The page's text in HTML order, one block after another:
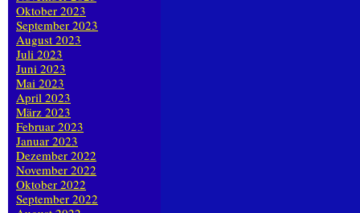
Oktober 2023
September 2023
August 2023
Juli 2023
Juni 2023
Mai 2023
April 2023
März 2023
Februar 2023
Januar 2023
Dezember 2022
November 2022
Oktober 2022
September 2022